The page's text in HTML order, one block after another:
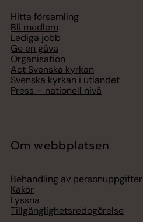
Hitta församling
Bli medlem
Lediga jobb
Ge en gåva
Organisation
Act Svenska kyrkan
Svenska kyrkan i utlandet
Press – nationell nivå
Om webbplatsen
Behandling av personuppgifter
Kakor
Lyssna
Tillgänglighetsredogörelse